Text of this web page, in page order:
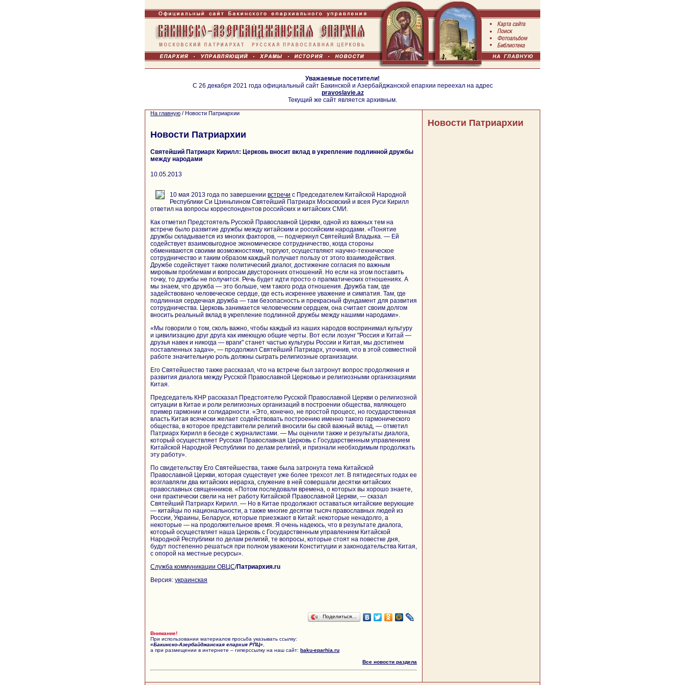
Уважаемые посетители!
С 26 декабря 2021 года официальный сайт Бакинской и Азербайджанской епархии переехал на адрес
pravoslavie.az
Текущий же сайт является архивным.
На главную / Новости Патриархии
Новости Патриархии
Святейший Патриарх Кирилл: Церковь вносит вклад в укрепление подлинной дружбы
между народами
10.05.2013
10 мая 2013 года по завершении встречи с Председателем Китайской Народной
Республики Си Цзиньпином Святейший Патриарх Московский и всея Руси Кирилл
ответил на вопросы корреспондентов российских и китайских СМИ.
Как отметил Предстоятель Русской Православной Церкви, одной из важных тем на
встрече было развитие дружбы между китайским и российским народами. «Понятие
дружбы складывается из многих факторов, — подчеркнул Святейший Владыка. — Ей
содействует взаимовыгодное экономическое сотрудничество, когда стороны
обмениваются своими возможностями, торгуют, осуществляют научно-техническое
сотрудничество и таким образом каждый получает пользу от этого взаимодействия.
Дружбе содействует также политический диалог, достижение согласия по важным
мировым проблемам и вопросам двусторонних отношений. Но если на этом поставить
точку, то дружбы не получится. Речь будет идти просто о прагматических отношениях. А
мы знаем, что дружба — это больше, чем такого рода отношения. Дружба там, где
задействовано человеческое сердце, где есть искреннее уважение и симпатия. Там, где
подлинная сердечная дружба — там безопасность и прекрасный фундамент для развития
сотрудничества. Церковь занимается человеческим сердцем, она считает своим долгом
вносить реальный вклад в укрепление подлинной дружбы между нашими народами».
«Мы говорили о том, сколь важно, чтобы каждый из наших народов воспринимал культуру
и цивилизацию друг друга как имеющую общие черты. Вот если лозунг "Россия и Китай —
друзья навек и никогда — враги" станет частью культуры России и Китая, мы достигнем
поставленных задач», — продолжил Святейший Патриарх, уточнив, что в этой совместной
работе значительную роль должны сыграть религиозные организации.
Его Святейшество также рассказал, что на встрече был затронут вопрос продолжения и
развития диалога между Русской Православной Церковью и религиозными организациями
Китая.
Председатель КНР рассказал Предстоятелю Русской Православной Церкви о религиозной
ситуации в Китае и роли религиозных организаций в построении общества, являющего
пример гармонии и солидарности. «Это, конечно, не простой процесс, но государственная
власть Китая всячески желает содействовать построению именно такого гармонического
общества, в которое представители религий вносили бы свой важный вклад, — отметил
Патриарх Кирилл в беседе с журналистами. — Мы оценили также и результаты диалога,
который осуществляет Русская Православная Церковь с Государственным управлением
Китайской Народной Республики по делам религий, и признали необходимым продолжать
эту работу».
По свидетельству Его Святейшества, также была затронута тема Китайской
Православной Церкви, которая существует уже более трехсот лет. В пятидесятых годах ее
возглавляли два китайских иерарха, служение в ней совершали десятки китайских
православных священников. «Потом последовали времена, о которых вы хорошо знаете,
они практически свели на нет работу Китайской Православной Церкви, — сказал
Святейший Патриарх Кирилл. — Но в Китае продолжают оставаться китайские верующие
— китайцы по национальности, а также многие десятки тысяч православных людей из
России, Украины, Беларуси, которые приезжают в Китай: некоторые ненадолго, а
некоторые — на продолжительное время. Я очень надеюсь, что в результате диалога,
который осуществляет наша Церковь с Государственным управлением Китайской
Народной Республики по делам религий, те вопросы, которые стоят на повестке дня,
будут постепенно решаться при полном уважении Конституции и законодательства Китая,
с опорой на местные ресурсы».
Служба коммуникации ОВЦС/Патриархия.ru
Версия: украинская
Поделиться…
Внимание!
При использовании материалов просьба указывать ссылку:
«Бакинско-Азербайджанская епархия РПЦ»
а при размещении в интернете – гиперссылку на наш сайт: baku-eparhia.ru
Все новости раздела
Новости Патриархии